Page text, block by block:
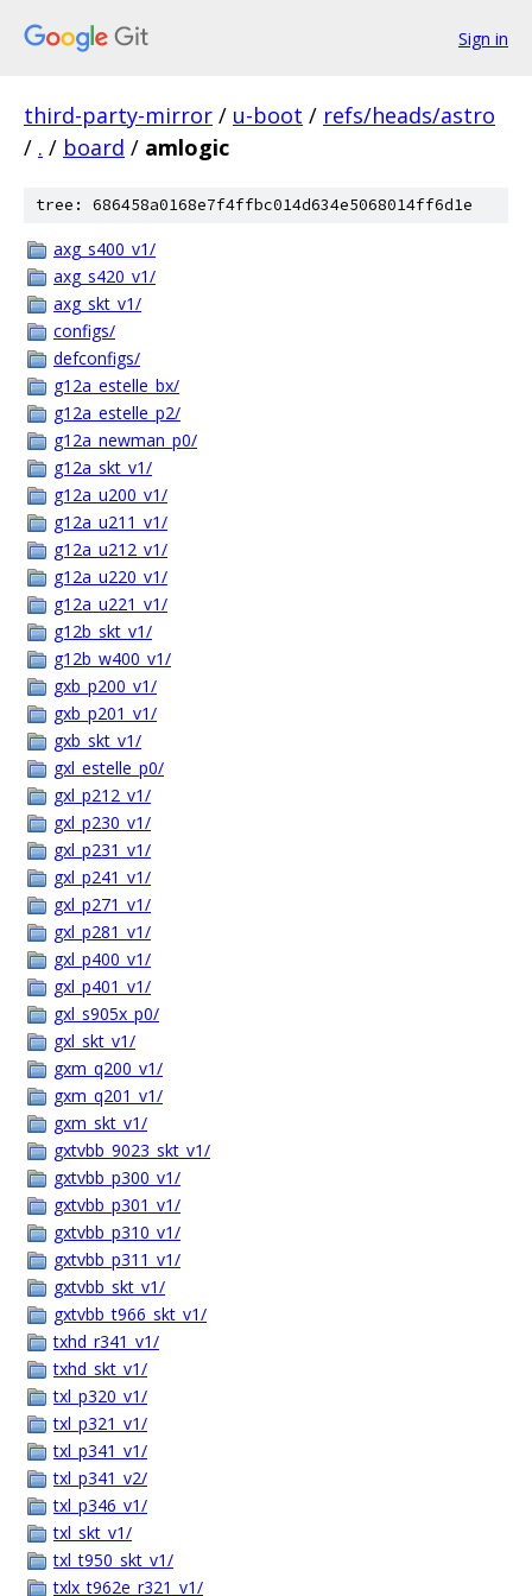
Sign in
third-party-mirror / u-boot / refs/heads/astro
/ . / board / amlogic
tree: 686458a0168e7f4ffbc014d634e5068014ff6d1e
axg_s400_v1/
axg_s420_v1/
axg_skt_v1/
configs/
defconfigs/
g12a_estelle_bx/
g12a_estelle_p2/
g12a_newman_p0/
g12a_skt_v1/
g12a_u200_v1/
g12a_u211_v1/
g12a_u212_v1/
g12a_u220_v1/
g12a_u221_v1/
g12b_skt_v1/
g12b_w400_v1/
gxb_p200_v1/
gxb_p201_v1/
gxb_skt_v1/
gxl_estelle_p0/
gxl_p212_v1/
gxl_p230_v1/
gxl_p231_v1/
gxl_p241_v1/
gxl_p271_v1/
gxl_p281_v1/
gxl_p400_v1/
gxl_p401_v1/
gxl_s905x_p0/
gxl_skt_v1/
gxm_q200_v1/
gxm_q201_v1/
gxm_skt_v1/
gxtvbb_9023_skt_v1/
gxtvbb_p300_v1/
gxtvbb_p301_v1/
gxtvbb_p310_v1/
gxtvbb_p311_v1/
gxtvbb_skt_v1/
gxtvbb_t966_skt_v1/
txhd_r341_v1/
txhd_skt_v1/
txl_p320_v1/
txl_p321_v1/
txl_p341_v1/
txl_p341_v2/
txl_p346_v1/
txl_skt_v1/
txl_t950_skt_v1/
txlx_t962e_r321_v1/